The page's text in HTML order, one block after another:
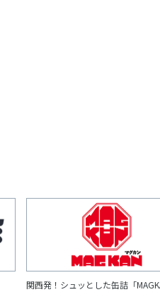
関西発！シュッとした缶詰「